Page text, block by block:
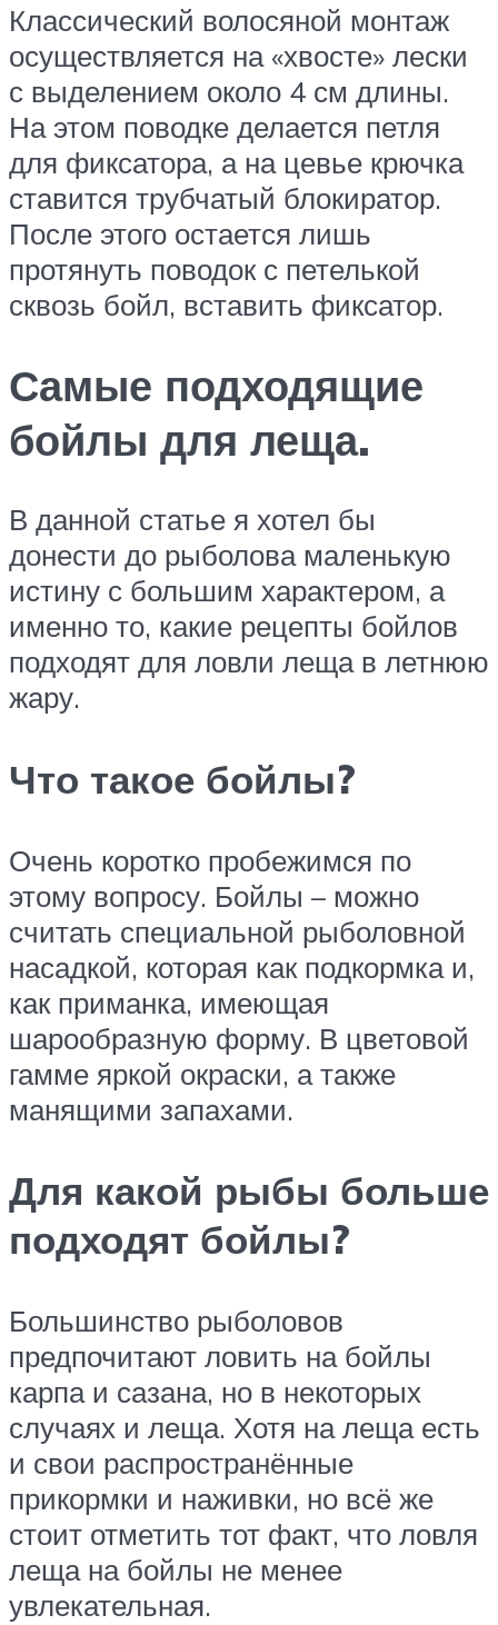
Классический волосяной монтаж
осуществляется на «хвосте» лески
с выделением около 4 см длины.
На этом поводке делается петля
для фиксатора, а на цевье крючка
ставится трубчатый блокиратор.
После этого остается лишь
протянуть поводок с петелькой
сквозь бойл, вставить фиксатор.
Самые подходящие
бойлы для леща.
В данной статье я хотел бы
донести до рыболова маленькую
истину с большим характером, а
именно то, какие рецепты бойлов
подходят для ловли леща в летнюю
жару.
Что такое бойлы?
Очень коротко пробежимся по
этому вопросу. Бойлы – можно
считать специальной рыболовной
насадкой, которая как подкормка и,
как приманка, имеющая
шарообразную форму. В цветовой
гамме яркой окраски, а также
манящими запахами.
Для какой рыбы больше
подходят бойлы?
Большинство рыболовов
предпочитают ловить на бойлы
карпа и сазана, но в некоторых
случаях и леща. Хотя на леща есть
и свои распространённые
прикормки и наживки, но всё же
стоит отметить тот факт, что ловля
леща на бойлы не менее
увлекательная.